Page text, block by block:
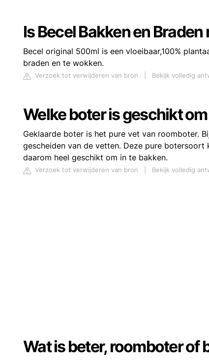
Is Becel Bakken en
Becel original 500ml is een vloeibaar,100%
braden en te wokken.
Verzoek tot verwijderen van bron Bekijk volledig
Welke boter is geschikt
Geklaarde boter is het pure vet van roomboter.
gescheiden van de vetten. Deze pure
daarom heel geschikt om in te bakken.
Verzoek tot verwijderen van bron Bekijk volledig
Wat is beter, roomboter of